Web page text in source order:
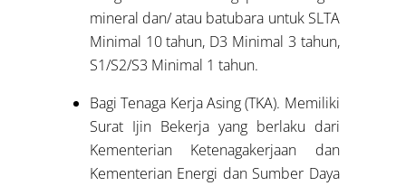
mineral dan/ atau batubara untuk SLTA
Minimal 10 tahun, D3 Minimal 3 tahun,
S1/S2/S3 Minimal 1 tahun.
Bagi Tenaga Kerja Asing (TKA). Memiliki
Surat Ijin Bekerja yang berlaku dari
Kementerian Ketenagakerjaan dan
Kementerian Energi dan Sumber Daya